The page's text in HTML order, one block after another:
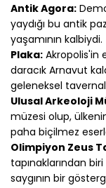
Antik Agora:
yaydığı bu antik
yaşamının kalbiydi.
Plaka: Akropolis'in
daracık Arnavut
geleneksel
Ulusal Arkeoloji
müzesi olup,
paha biçilmez
Olimpiyon Zeus
tapınaklarından
saygının bir